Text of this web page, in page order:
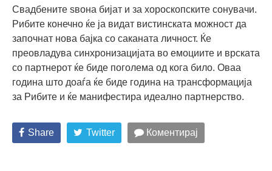
Свадбените ѕвона бијат и за хороскопските сонувачи.
Рибите конечно ќе ја видат вистинската можност да
започнат нова бајка со саканата личност. Ќе
преовладува синхронизацијата во емоциите и врската
со партнерот ќе биде поголема од кога било. Оваа
година што доаѓа ќе биде година на трансформација
за Рибите и ќе манифестира идеално партнерство.
Share Twitter Коментирај